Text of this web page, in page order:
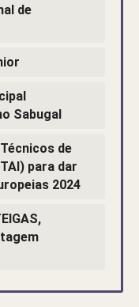
de
Sabugal
de
para dar
2024